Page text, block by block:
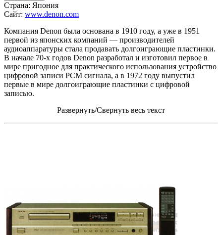
Страна: Япония
Сайт: www.denon.com
Компания Dеnon была основана в 1910 году, а уже в 1951
первой из японских компаний — производителей
аудиоаппаратуры стала продавать долгоиграющие пластинки.
В начале 70-х годов Dеnon разработал и изготовил первое в
мире пригодное для практического использования устройство
цифровой записи РСМ сигнала, а в 1972 году выпустил
первые в мире долгоиграющие пластинки с цифровой
записью.
Развернуть/Свернуть весь текст